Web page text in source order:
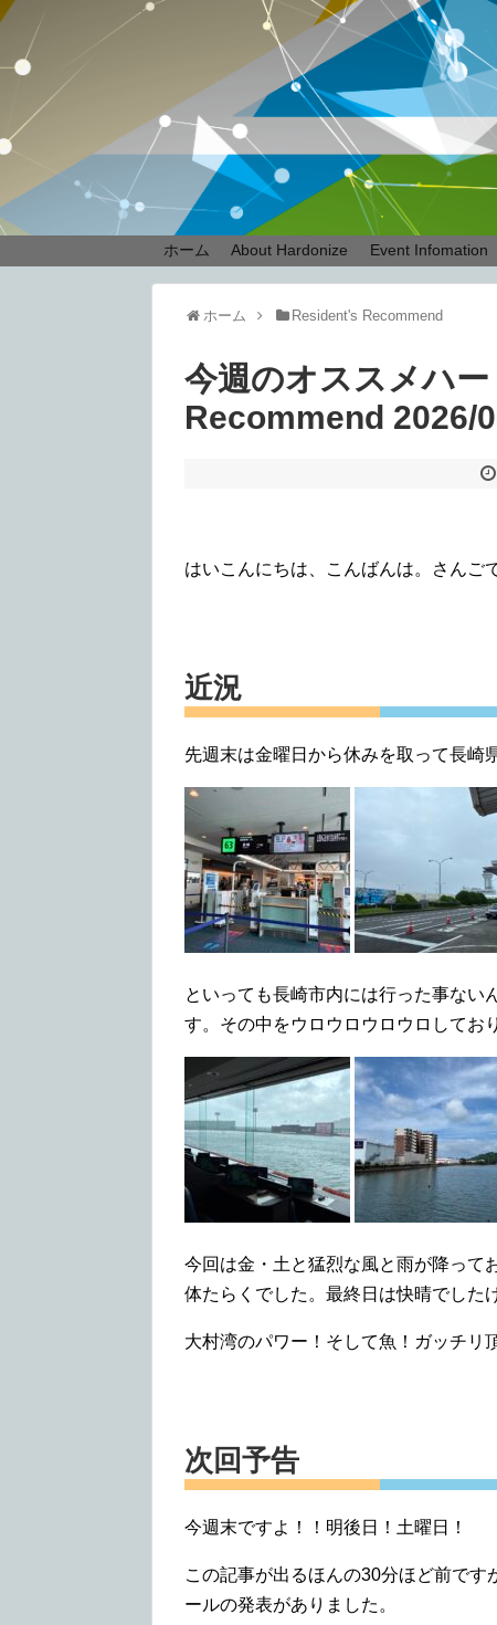
ホーム About Hardonize Event Infomation
ホーム Resident's Recommend
今週のオススメハ
Recommend 2026/
はいこんにちは、こんばんは。さんご
近況
先週末は金曜日から休みを取って長崎
といっても長崎市内には行った事ない
す。その中をウロウロウロウロしてお
今回は金・土と猛烈な風と雨が降って
体たらくでした。最終日は快晴でした
大村湾のパワー！そして魚！ガッチリ
次回予告
今週末ですよ！！明後日！土曜日！
この記事が出るほんの30分ほど前で
ールの発表がありました。